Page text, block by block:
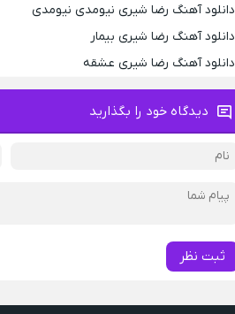
دانلود آهنگ رضا شیری نیومدی نیومدی
دانلود آهنگ رضا شیری بیمار
دانلود آهنگ رضا شیری عشقه
دیدگاه خود را بگذارید
ثبت نظر